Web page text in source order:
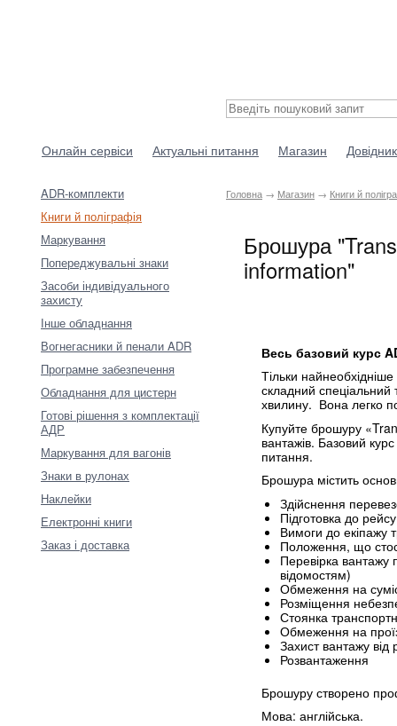
Онлайн сервіси Актуальні питання Магазин Довідник
ADR-комплекти
Книги й поліграфія
Маркування
Попереджувальні знаки
Засоби індивідуального
захисту
Інше обладнання
Вогнегасники й пенали ADR
Програмне забезпечення
Обладнання для цистерн
Готові рішення з комплектації
АДР
Маркування для вагонів
Знаки в рулонах
Наклейки
Електронні книги
Заказ і доставка
Головна → Магазин → Книги й
Брошура
information"
Весь базовий курс
Тільки
складний спеціальний
хвилину. Вона легко
Купуйте брошуру
вантажів. Базовий
питання.
Брошура містить
Здійснення
Підготовка до
Вимоги до екіпажу
Положення, що
Перевірка вантажу
відомостям)
Обмеження на
Розміщення
Стоянка
Обмеження на
Захист вантажу від
Розвантаження
Брошуру створено
Мова: англійська.